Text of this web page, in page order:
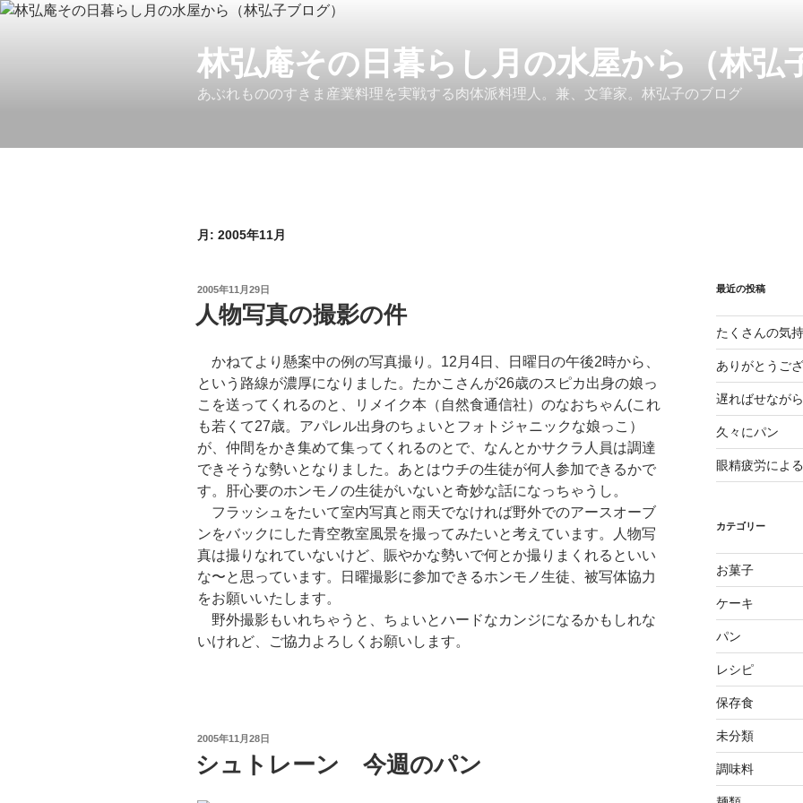
コ
林弘庵その日暮らし月の水屋から（林弘
あぶれもののすきま産業料理を実戦する肉体派料理人。兼、文筆家。林弘子のブログ
月: 2005年11月
投
稿
日:
2005年11月29日
人物写真の撮影の件
かねてより懸案中の例の写真撮り。12月4日、日曜日の午後2時から、
という路線が濃厚になりました。たかこさんが26歳のスピカ出身の娘っ
こを送ってくれるのと、リメイク本（自然食通信社）のなおちゃん(これ
も若くて27歳。アパレル出身のちょいとフォトジャニックな娘っこ）
が、仲間をかき集めて集ってくれるのとで、なんとかサクラ人員は調達
できそうな勢いとなりました。あとはウチの生徒が何人参加できるかで
す。肝心要のホンモノの生徒がいないと奇妙な話になっちゃうし。
フラッシュをたいて室内写真と雨天でなければ野外でのアースオーブ
ンをバックにした青空教室風景を撮ってみたいと考えています。人物写
真は撮りなれていないけど、賑やかな勢いで何とか撮りまくれるといい
な〜と思っています。日曜撮影に参加できるホンモノ生徒、被写体協力
をお願いいたします。
野外撮影もいれちゃうと、ちょいとハードなカンジになるかもしれな
いけれど、ご協力よろしくお願いします。
投
日:
2005年11月28日
シュトレーン 今週のパン
最近の投稿
たくさんの気
ありがとうご
遅ればせながら
久々にパン
眼精疲労によ
カテゴリー
お菓子
ケーキ
パン
レシピ
保存食
未分類
調味料